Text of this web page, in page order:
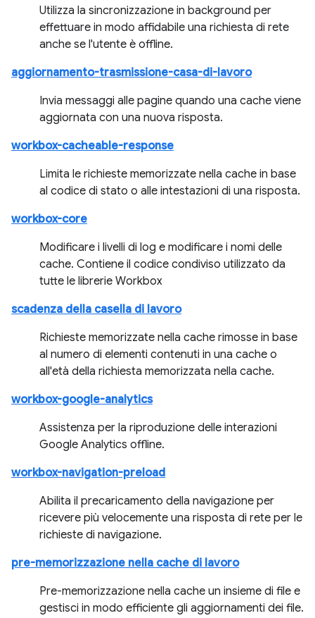
Utilizza la sincronizzazione in background per
effettuare in modo affidabile una richiesta di rete
anche se l'utente è offline.
aggiornamento-trasmissione-casa-di-lavoro
Invia messaggi alle pagine quando una cache viene
aggiornata con una nuova risposta.
workbox-cacheable-response
Limita le richieste memorizzate nella cache in base
al codice di stato o alle intestazioni di una risposta.
workbox-core
Modificare i livelli di log e modificare i nomi delle
cache. Contiene il codice condiviso utilizzato da
tutte le librerie Workbox
scadenza della casella di lavoro
Richieste memorizzate nella cache rimosse in base
al numero di elementi contenuti in una cache o
all'età della richiesta memorizzata nella cache.
workbox-google-analytics
Assistenza per la riproduzione delle interazioni
Google Analytics offline.
workbox-navigation-preload
Abilita il precaricamento della navigazione per
ricevere più velocemente una risposta di rete per le
richieste di navigazione.
pre-memorizzazione nella cache di lavoro
Pre-memorizzazione nella cache un insieme di file e
gestisci in modo efficiente gli aggiornamenti dei file.